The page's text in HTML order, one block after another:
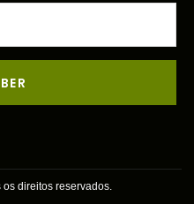
direitos reservados.